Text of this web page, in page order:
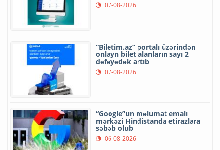
07-08-2026
“Biletim.az” portalı üzərindən
onlayn bilet alanların sayı 2
dəfəyədək artıb
07-08-2026
“Google”un məlumat emalı
mərkəzi Hindistanda etirazlara
səbəb olub
06-08-2026